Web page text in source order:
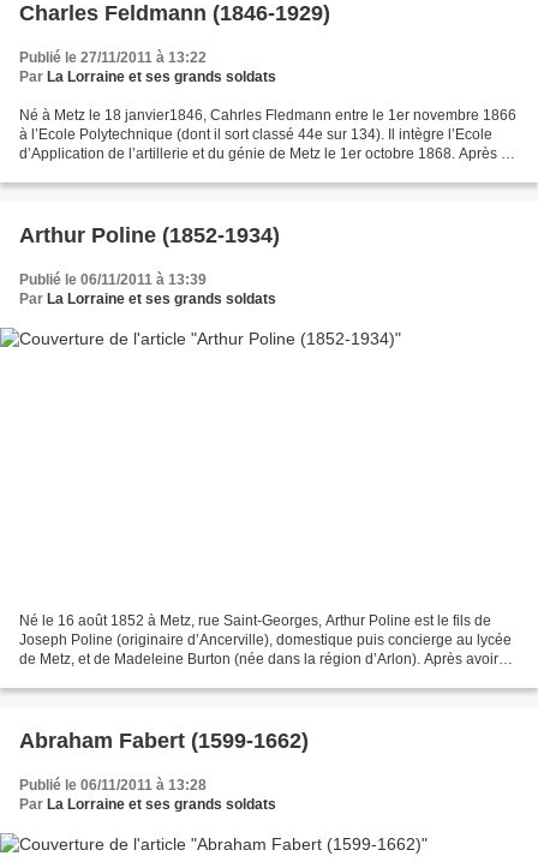
Charles Feldmann (1846-1929)
Publié le 27/11/2011 à 13:22
Par La Lorraine et ses grands soldats
Né à Metz le 18 janvier1846, Cahrles Fledmann entre le 1er novembre 1866
à l’Ecole Polytechnique (dont il sort classé 44e sur 134). Il intègre l’Ecole
d’Application de l’artillerie et du génie de Metz le 1er octobre 1868. Après y
Arthur Poline (1852-1934)
Publié le 06/11/2011 à 13:39
Par La Lorraine et ses grands soldats
Né le 16 août 1852 à Metz, rue Saint-Georges, Arthur Poline est le fils de
Joseph Poline (originaire d’Ancerville), domestique puis concierge au lycée
de Metz, et de Madeleine Burton (née dans la région d’Arlon). Après avoir
Abraham Fabert (1599-1662)
Publié le 06/11/2011 à 13:28
Par La Lorraine et ses grands soldats